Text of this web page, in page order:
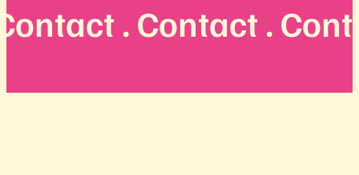
. Contact .